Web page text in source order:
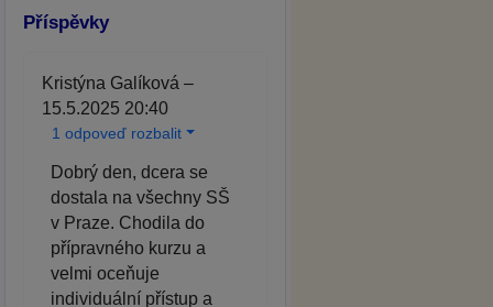
Příspěvky
Kristýna Galíková –
15.5.2025 20:40
1 odpoveď rozbalit
Dobrý den, dcera se
dostala na všechny SŠ
v Praze. Chodila do
přípravného kurzu a
velmi oceňuje
individuální přístup a